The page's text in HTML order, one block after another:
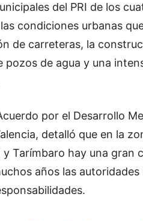
del PRI de los
condiciones urbanas
de carreteras, la
pozos de agua y una
por el Desarrollo
detalló que en la
Tarímbaro hay una gran
años las autoridades